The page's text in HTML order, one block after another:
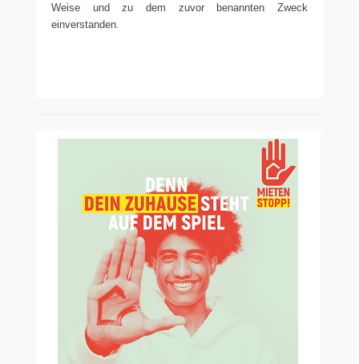
Weise und zu dem zuvor benannten Zweck
einverstanden.